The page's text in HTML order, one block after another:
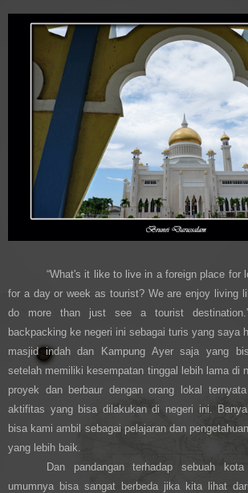
“What's it like to live in a foreign place for
for a day or week as tourist? We are enjoy living
do more than just see a tourist
backpacking ke negeri ini sebagai turis yang saya
masjid indah dan Kampung Ayer saja yang
setelah memiliki kesempatan tinggal lebih lama di
proyek dan berbaur dengan orang lokal
aktifitas yang bisa dilakukan di negeri ini.
bisa kami ambil sebagai pelajaran dan
yang lebih baik.
Dan pandangan terhadap sebuah
umumnya bisa sangat berbeda jika kita lihat